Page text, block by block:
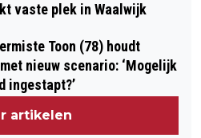
vaste plek in Waalwijk
Toon (78) houdt
nieuw scenario: ‘Mogelijk
ingestapt?’
artikelen